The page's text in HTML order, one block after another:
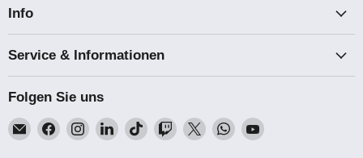
Info
Service & Informationen
Folgen Sie uns
Email
Talk-
Finden
Sie
Finden
Sie
Finden
Sie
Finden
Sie
Finden
Sie
Finden
Sie
Finden
Sie
Finden